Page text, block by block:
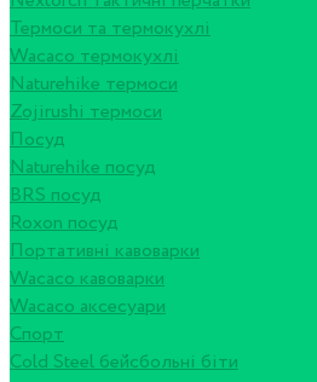
Термоси та термокухлі
Wacaco термокухлі
Naturehike термоси
Zojirushi термоси
Посуд
Naturehike посуд
BRS посуд
Roxon посуд
Портативні кавоварки
Wacaco кавоварки
Wacaco аксесуари
Спорт
Cold Steel бейсбольні біти